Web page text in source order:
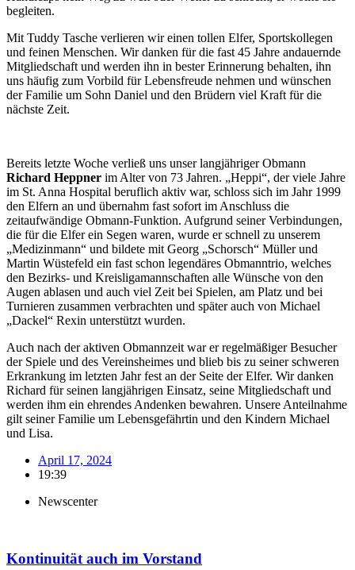
begleiten.
Mit Tuddy Tasche verlieren wir einen tollen Elfer, Sportskollegen
und feinen Menschen. Wir danken für die fast 45 Jahre andauernde
Mitgliedschaft und werden ihn in bester Erinnerung behalten, ihn
uns häufig zum Vorbild für Lebensfreude nehmen und wünschen
der Familie um Sohn Daniel und den Brüdern viel Kraft für die
nächste Zeit.
Bereits letzte Woche verließ uns unser langjähriger Obmann
Richard Heppner im Alter von 73 Jahren. „Heppi“, der viele Jahre
im St. Anna Hospital beruflich aktiv war, schloss sich im Jahr 1999
den Elfern an und übernahm fast sofort im Anschluss die
zeitaufwändige Obmann-Funktion. Aufgrund seiner Verbindungen,
die für die Elfer ein Segen waren, wurde er schnell zu unserem
„Medizinmann“ und bildete mit Georg „Schorsch“ Müller und
Martin Wüstefeld ein fast schon legendäres Obmanntrio, welches
den Bezirks- und Kreisligamannschaften alle Wünsche von den
Augen ablasen und auch viel Zeit bei Spielen, am Platz und bei
Turnieren zusammen verbrachten und später auch von Michael
„Dackel“ Rexin unterstützt wurden.
Auch nach der aktiven Obmannzeit war er regelmäßiger Besucher
der Spiele und des Vereinsheimes und blieb bis zu seiner schweren
Erkrankung im letzten Jahr fest an der Seite der Elfer. Wir danken
Richard für seinen langjährigen Einsatz, seine Mitgliedschaft und
werden ihm ein ehrendes Andenken bewahren. Unsere Anteilnahme
gilt seiner Familie um Lebensgefährtin und den Kindern Michael
und Lisa.
April 17, 2024
19:39
Newscenter
Kontinuität auch im Vorstand